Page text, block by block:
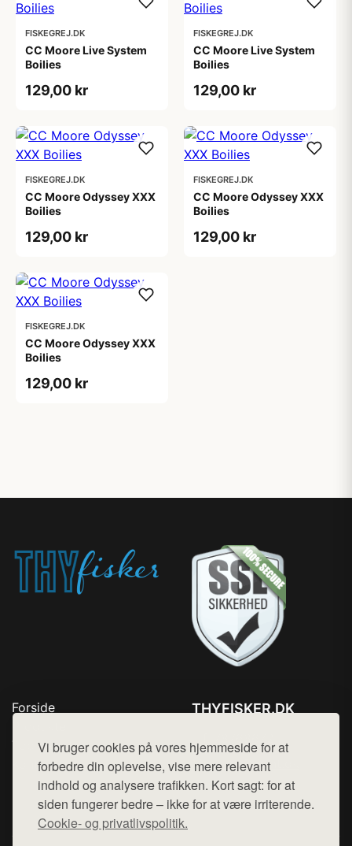
Vi bruger cookies på vores hjemmeside for at
forbedre din oplevelse, vise mere relevant
indhold og analysere trafikken. Kort sagt: for at
siden fungerer bedre – ikke for at være irriterende.
Cookie- og privatlivspolitik.
FISKEGREJ.DK
CC Moore Live System
Boilies
129,00 kr
FISKEGREJ.DK
CC Moore Live System
Boilies
129,00 kr
FISKEGREJ.DK
CC Moore Odyssey XXX
Boilies
129,00 kr
FISKEGREJ.DK
CC Moore Odyssey XXX
Boilies
129,00 kr
FISKEGREJ.DK
CC Moore Odyssey XXX
Boilies
129,00 kr
Forside
Top Rabatter
Kontakt
THYFISKER.DK
Mail: hej@want.dk
Cookie- og privatlivspolitik